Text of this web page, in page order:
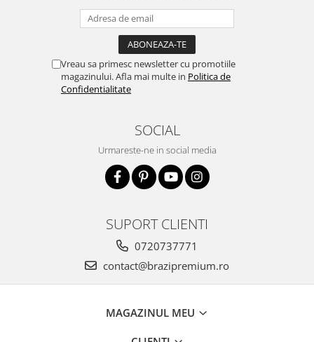
Vreau sa primesc newsletter cu promotiile
magazinului. Afla mai multe in Politica de
Confidentialitate
SOCIAL
Urmareste-ne in social media
SUPORT CLIENTI
0720737771
contact@brazipremium.ro
MAGAZINUL MEU